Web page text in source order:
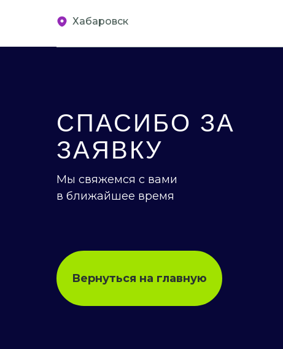
Хабаровск
СПАСИБО ЗА
ЗАЯВКУ
Мы свяжемся с вами
в ближайшее время
Вернуться на главную